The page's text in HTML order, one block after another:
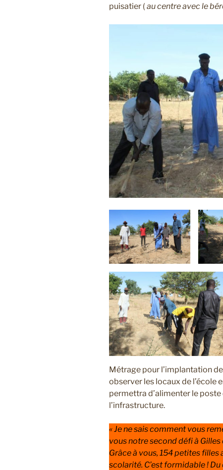
puisatier ( au centre avec le
Métrage pour l’implantation
observer les locaux de l’école
permettra d’alimenter le poste
l’infrastructure.
« Je ne sais comment vous
vous notre second défi à
Grâce à vous, 154 petites
scolarité. C’est formidable ! Du